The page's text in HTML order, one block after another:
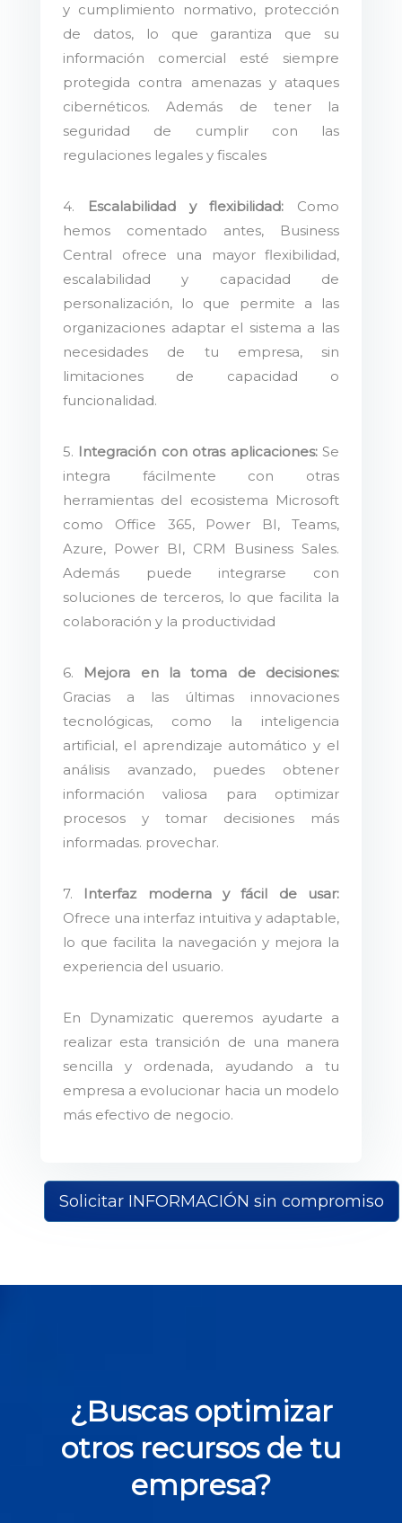
y cumplimiento normativo, protección
de datos, lo que garantiza que su
información comercial esté siempre
protegida contra amenazas y ataques
cibernéticos. Además de tener la
seguridad de cumplir con las
regulaciones legales y fiscales
4. Escalabilidad y flexibilidad: Como
hemos comentado antes, Business
Central ofrece una mayor flexibilidad,
escalabilidad y capacidad de
personalización, lo que permite a las
organizaciones adaptar el sistema a las
necesidades de tu empresa, sin
limitaciones de capacidad o
funcionalidad.
5. Integración con otras aplicaciones:Se
integra fácilmente con otras
herramientas del ecosistema Microsoft
como Office 365, Power BI, Teams,
Azure, Power BI, CRM Business Sales.
Además puede integrarse con
soluciones de terceros, lo que facilita la
colaboración y la productividad
6. Mejora en la toma de decisiones:
Gracias a las últimas innovaciones
tecnológicas, como la inteligencia
artificial, el aprendizaje automático y el
análisis avanzado, puedes obtener
información valiosa para optimizar
procesos y tomar decisiones más
informadas. provechar.
7. Interfaz moderna y fácil de usar:
Ofrece una interfaz intuitiva y adaptable,
lo que facilita la navegación y mejora la
experiencia del usuario.
En Dynamizatic queremos ayudarte a
realizar esta transición de una manera
sencilla y ordenada, ayudando a tu
empresa a evolucionar hacia un modelo
más efectivo de negocio.
Solicitar INFORMACIÓN sin compromiso
¿Buscas optimizar
otros recursos de tu
empresa?